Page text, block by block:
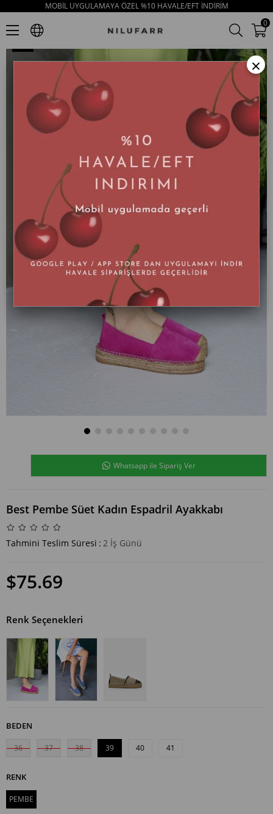
MOBİL UYGULAMAYA ÖZEL %10 HAVALE/EFT İNDİRİM
0
Best Pembe Süet Kadın Espadril Ayakkabı
Whatsapp ile Sipariş Ver
Best Pembe Süet Kadın Espadril Ayakkabı
Tahmini Teslim Süresi : 2 İş Günü
$75.69
Renk Seçenekleri
BEDEN
36 37 38 39 40 41
RENK
PEMBE
×